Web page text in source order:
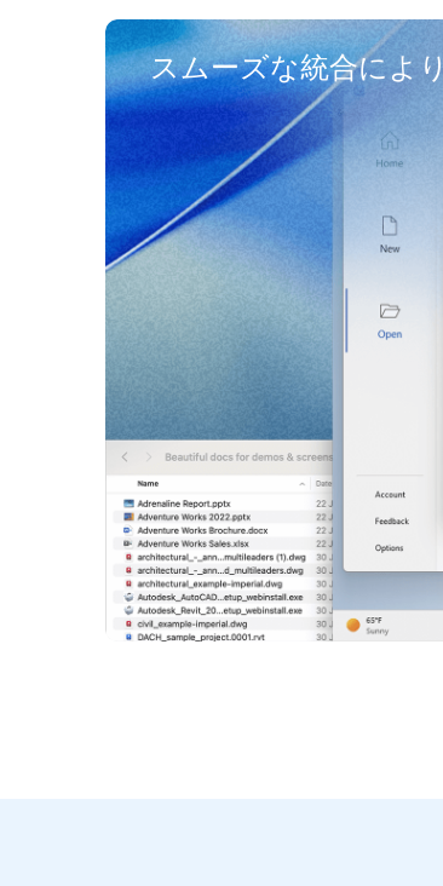
スムーズな統合によ